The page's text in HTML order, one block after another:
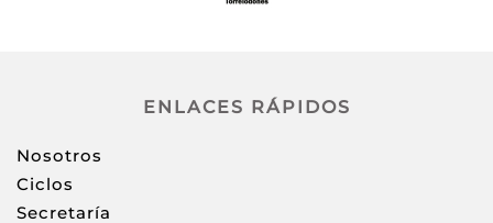
ENLACES RÁPIDOS
Nosotros
Ciclos
Secretaría